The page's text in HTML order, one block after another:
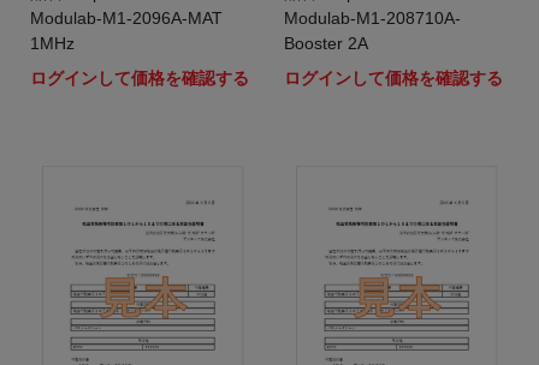
Modulab-M1-2096A-MAT
1MHz
ログインして価格を確認する
Modulab-M1-208710A-
Booster 2A
ログインして価格を確認する